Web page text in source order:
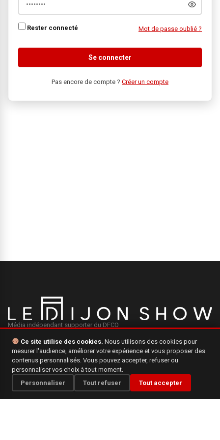
Rester connecté Mot de passe oublié ?
Se connecter
Pas encore de compte ? Créer un compte
Média indépendant supporter du DFCO
INFORMATIONS
Mentions légales
Qui sommes-nous ?
Ce site utilise des cookies. Nous utilisons des cookies pour
mesurer l'audience, améliorer votre expérience et vous proposer des
contenus personnalisés. Vous pouvez accepter, refuser ou
personnaliser vos choix à tout moment.
Personnaliser
Tout refuser Tout accepter